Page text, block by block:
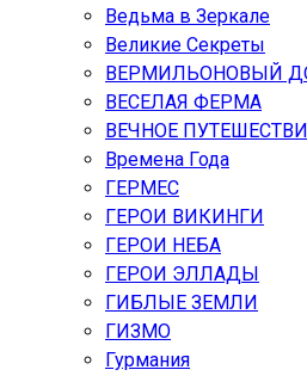
Ведьма в Зеркале
Великие Секреты
ВЕРМИЛЬОНОВЫЙ
ВЕСЕЛАЯ ФЕРМА
ВЕЧНОЕ
Времена Года
ГЕРМЕС
ГЕРОИ ВИКИНГИ
ГЕРОИ НЕБА
ГЕРОИ ЭЛЛАДЫ
ГИБЛЫЕ ЗЕМЛИ
ГИЗМО
Гурмания